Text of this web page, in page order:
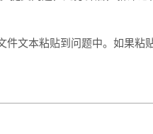
件文本粘贴到问题中。如果粘